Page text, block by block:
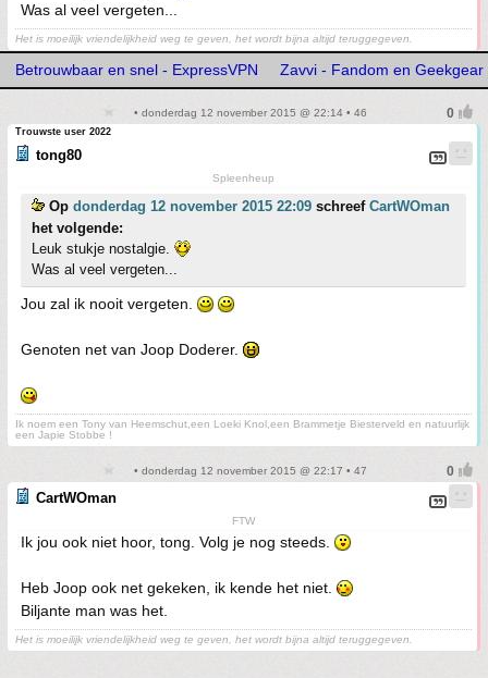
Was al veel vergeten...
Het is moeilijk vriendelijkheid weg te geven, het wordt bijna altijd teruggegeven.
Betrouwbaar en snel - ExpressVPN Zavvi - Fandom en Geekgear
• donderdag 12 november 2015 @ 22:14 • 46
Trouwste user 2022
tong80
Spleenheup
Op donderdag 12 november 2015 22:09 schreef CartWOman
het volgende:
Leuk stukje nostalgie.
Was al veel vergeten...
Jou zal ik nooit vergeten.
Genoten net van Joop Doderer.
Ik noem een Tony van Heemschut,een Loeki Knol,een Brammetje Biesterveld en natuurlijk
een Japie Stobbe !
• donderdag 12 november 2015 @ 22:17 • 47
CartWOman
FTW
Ik jou ook niet hoor, tong. Volg je nog steeds.
Heb Joop ook net gekeken, ik kende het niet.
Biljante man was het.
Het is moeilijk vriendelijkheid weg te geven, het wordt bijna altijd teruggegeven.